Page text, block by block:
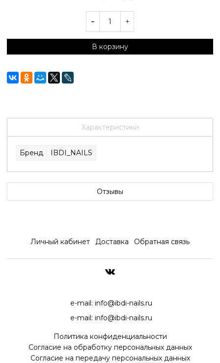
В корзину
Характеристики
Бренд IBDI_NAILS
Отзывы
Личный кабинет Доставка Обратная связь
e-mail: info@ibdi-nails.ru
e-mail: info@ibdi-nails.ru
Политика конфиденциальности
Согласие на обработку персональных данных
Согласие на передачу персональных данных